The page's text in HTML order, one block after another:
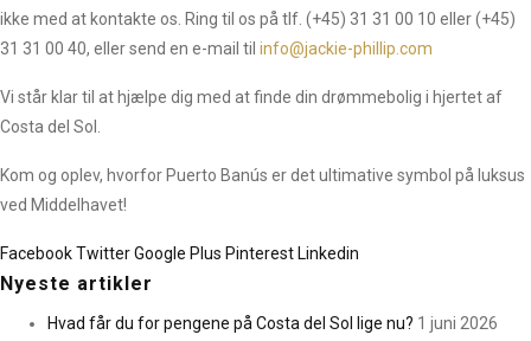
ikke med at kontakte os. Ring til os på tlf. (+45) 31 31 00 10 eller (+45)
31 31 00 40, eller send en e-mail til info@jackie-phillip.com
Vi står klar til at hjælpe dig med at finde din drømmebolig i hjertet af
Costa del Sol.
Kom og oplev, hvorfor Puerto Banús er det ultimative symbol på luksus
ved Middelhavet!
FacebookTwitterGoogle Plus Pinterest Linkedin
Nyeste artikler
Hvad får du for pengene på Costa del Sol lige nu? 1 juni 2026